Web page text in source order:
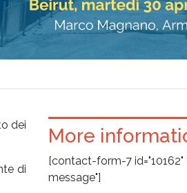
dei
di
More
[contact-form-7 id="10162"
message"]